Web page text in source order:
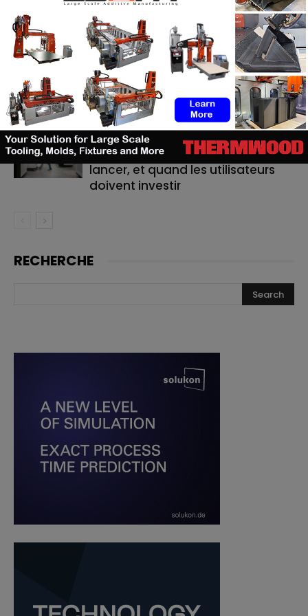
ASTM prépare un cadre normatif
pour les pièces céramiques
imprimées en 3D
TE Connectivity mise sur
l’impression 3D pour la fabrication
de cathéters
Le bon moment en FA : quand les
fabricants de machines doivent
lancer, et quand les utilisateurs
doivent investir
RECHERCHE